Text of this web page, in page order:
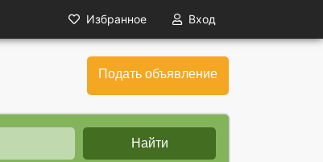
Избранное Вход
Подать объявление
Найти